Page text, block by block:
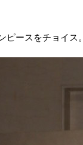
ピースをチョイス。